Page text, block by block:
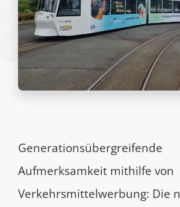
Generationsübergreifende
Aufmerksamkeit mithilfe von
Verkehrsmittelwerbung: Die